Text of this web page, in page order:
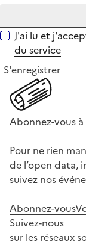
J'ai lu et
du service
S'enregistrer
Abonnez-vous
Pour ne rien
de l’open data,
suivez nos
Abonnez-vous
Suivez-nous
sur les réseaux